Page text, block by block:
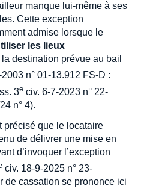
manque lui-même à ses
Cette exception
admise lorsque le
les lieux
destination prévue au bail
n° 01-13.912 FS-D :
3e civ. 6-7-2023 n° 22-
n° 4).
précisé que le locataire
de délivrer une mise en
d’invoquer l’exception
civ. 18-9-2025 n° 23-
de cassation se prononce ici